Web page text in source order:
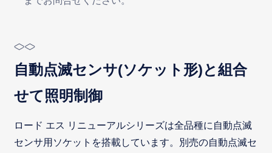
自動点滅センサ(ソケット形)と組合
せて照明制御
ロード エス リニューアルシリーズは全品種に自動点滅
センサ用ソケットを搭載しています。別売の自動点滅セ